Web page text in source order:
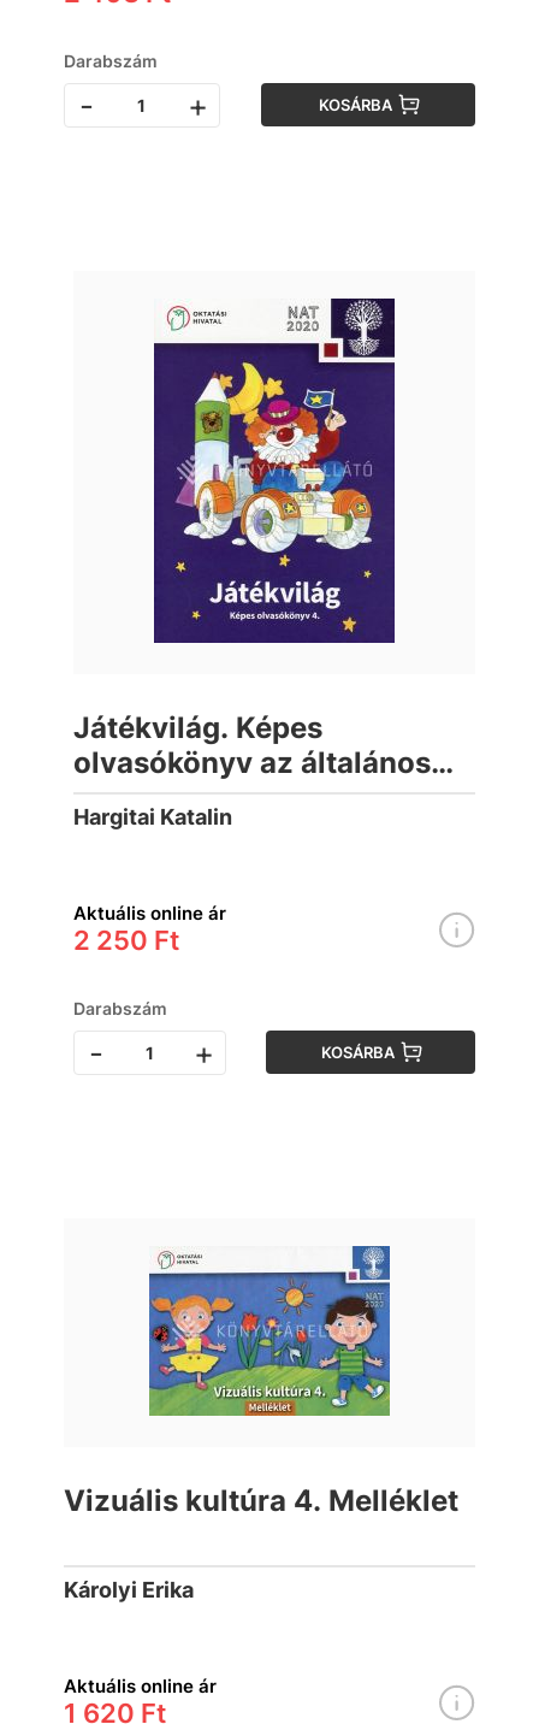
Darabszám
- + KOSÁRBA
Játékvilág. Képes
olvasókönyv az általános
iskola 4. osztálya számára
Hargitai Katalin
Aktuális online ár
2 250 Ft
Darabszám
- + KOSÁRBA
Vizuális kultúra 4. Melléklet
Károlyi Erika
Aktuális online ár
1 620 Ft